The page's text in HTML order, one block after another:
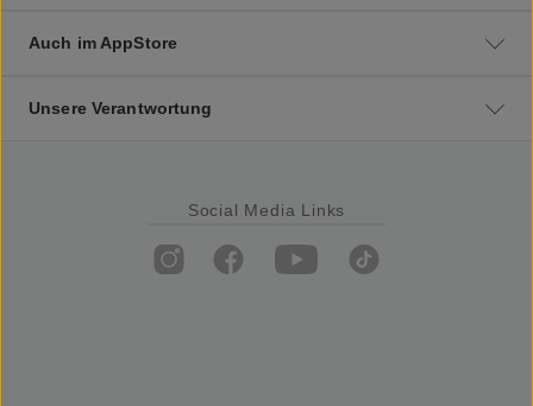
Auch im AppStore
Unsere Verantwortung
Social Media Links